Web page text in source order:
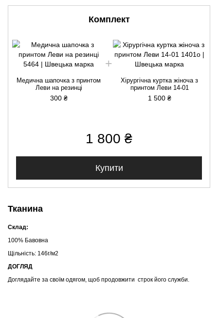
Комплект
Медична шапочка з принтом
Леви на резинці
300 ₴
Хірургічна куртка жіноча з
принтом Леви 14-01
1 500 ₴
1 800 ₴
Купити
Тканина
Склад:
100% Бавовна
Щільність: 146г/м2
ДОГЛЯД
Доглядайте за своїм одягом, щоб продовжити строк його служби.